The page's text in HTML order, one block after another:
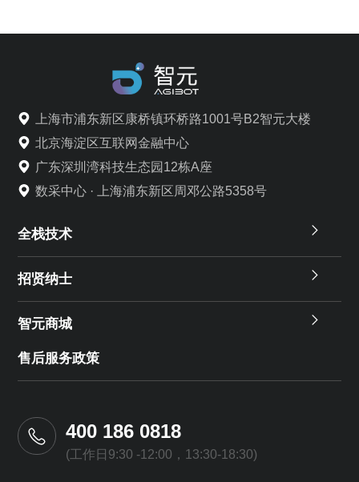
上海市浦东新区康桥镇环桥路1001号B2智元大楼
北京海淀区互联网金融中心
广东深圳湾科技生态园12栋A座
数采中心 · 上海浦东新区周邓公路5358号
全栈技术
智元商城
售后服务政策
招贤纳士
400 186 0818
(工作日9:30 -12:00，13:30-18:30)